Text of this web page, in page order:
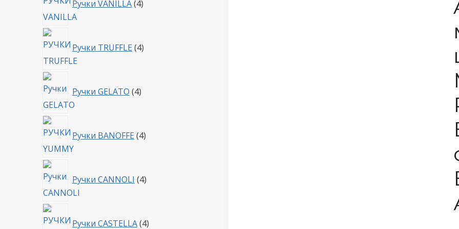
Ручки VANILLA 4товара
Ручки TRUFFLE 4товара
Ручки GELATO 4товара
Ручки BANOFFE 4товара
Ручки CANNOLI 4товара
Ручки CASTELLA 4